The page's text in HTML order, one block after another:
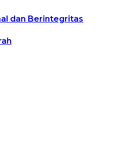
dan Berintegritas